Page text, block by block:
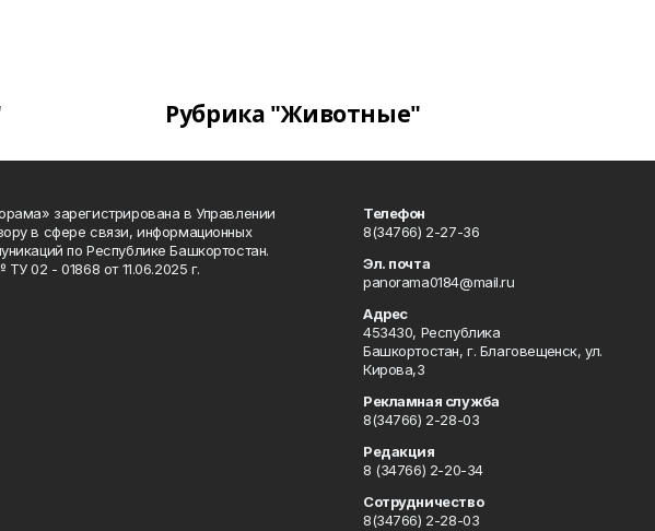
Рубрика "Животные"
зарегистрирована в Управлении
в сфере связи, информационных
по Республике Башкортостан.
02 - 01868 от 11.06.2025 г.
Телефон
8(34766) 2-27-36
Эл. почта
panorama0184@mail.ru
Адрес
453430, Республика
Башкортостан, г. Благовещенск, ул.
Кирова,3
Рекламная служба
8(34766) 2-28-03
Редакция
8 (34766) 2-20-34
Сотрудничество
8(34766) 2-28-03